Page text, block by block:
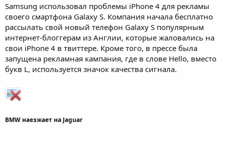
Samsung использовал проблемы iPhone 4 для рекламы
своего смартфона Galaxy S. Компания начала бесплатно
рассылать свой новый телефон Galaxy S популярным
интернет-блоггерам из Англии, которые жаловались на
свои iPhone 4 в твиттере. Кроме того, в прессе была
запущена рекламная кампания, где в слове Hello, вместо
букв L, используется значок качества сигнала.
BMW наезжает на Jaguar